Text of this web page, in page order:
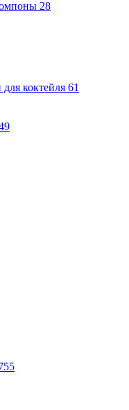
28
коктейля 61